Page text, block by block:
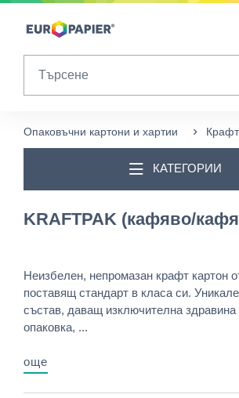
Table Of Content
Други продукти, които може да ви харесат
Опаковъчни картони и хартии
КАТЕГОРИИ
KRAFTPAK (кафяво/
Неизбелен, непромазан крафт картон
поставящ стандарт в класа си.
състав, даващ изключителна здравина
опаковка, ...
още